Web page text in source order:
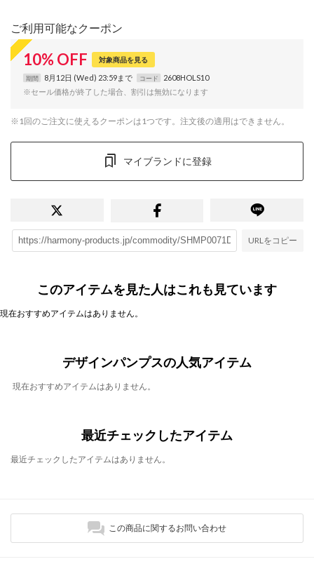
ご利用可能なクーポン
10% OFF 対象商品を見る
期間 8月12日 (Wed) 23:59まで コード
2608HOLS10
※セール価格が終了した場合、割引は無効になります
※1回のご注文に使えるクーポンは1つです。注文後の適用はできません。
マイブランドに登録
URLをコピー
このアイテムを見た人はこれも見ています
現在おすすめアイテムはありません。
デザインパンプスの人気アイテム
現在おすすめアイテムはありません。
最近チェックしたアイテム
最近チェックしたアイテムはありません。
この商品に関するお問い合わせ